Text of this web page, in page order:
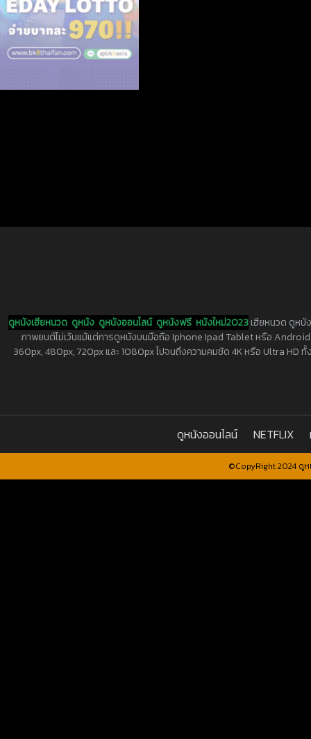
ดูหนังเฮียหนวด ดูหนัง ดูหนังออนไลน์ ดูหนังฟรี หนังใหม่2023เฮียหนวด ดูหนั
ภาพยนต์ไม่เว้นแม้แต่การดูหนังบนมือถือ Iphone Ipad Tablet หรือ
360px, 480px, 720px และ 1080px ไปจนถึงความคมชัด 4K หรือ Ultra HD
ดูหนังออนไลน์ NETFLIX
©CopyRight 2024 ดู